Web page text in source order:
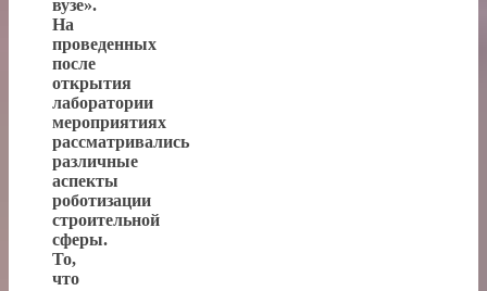
вузе».
На
проведенных
после
открытия
лаборатории
мероприятиях
рассматривались
различные
аспекты
роботизации
строительной
сферы.
То,
что